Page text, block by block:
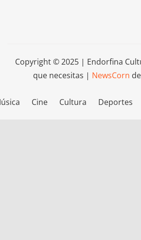
Copyright © 2025 | Endorfina
que necesitas | NewsCorn de
Cine Cultura Deportes